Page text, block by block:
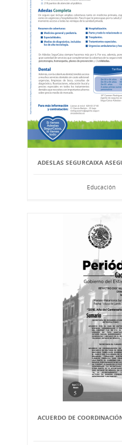
ADESLAS SEGURCAIXA
Educación
ACUERDO DE